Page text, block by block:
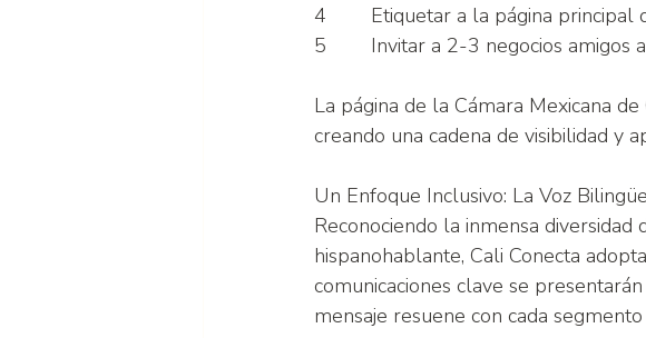
4        Etiquetar a la página
5        Invitar a 2-3 negocios
La página de la Cámara Mexicana
creando una cadena de visibilidad y
Un Enfoque Inclusivo: La Voz
Reconociendo la inmensa
hispanohablante, Cali Conecta
comunicaciones clave se
mensaje resuene con cada